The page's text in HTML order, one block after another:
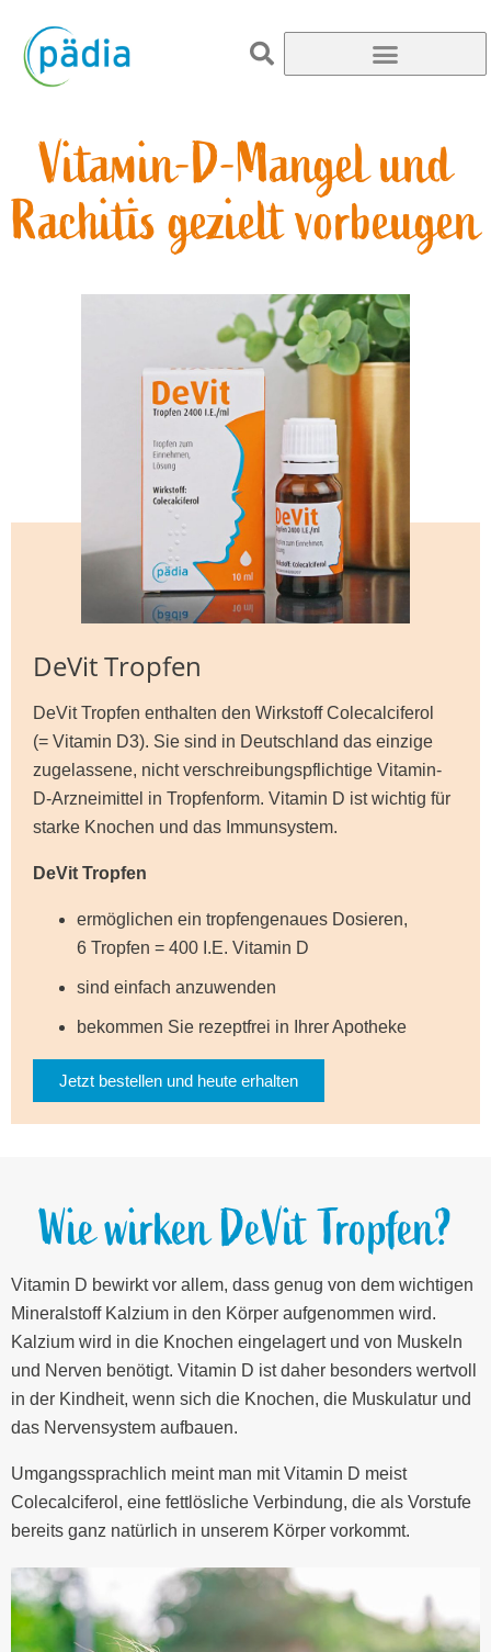
Vitamin-D-Mangel und
Rachitis gezielt vorbeugen
DeVit Tropfen
DeVit Tropfen enthalten den Wirkstoff Colecalciferol
(= Vitamin D3). Sie sind in Deutschland das einzige
zugelassene, nicht verschreibungspflichtige Vitamin-
D-Arzneimittel in Tropfenform. Vitamin D ist wichtig für
starke Knochen und das Immunsystem.
DeVit Tropfen
ermöglichen ein tropfengenaues Dosieren,
6 Tropfen = 400 I.E. Vitamin D
sind einfach anzuwenden
bekommen Sie rezeptfrei in Ihrer Apotheke
Jetzt bestellen und heute erhalten
Wie wirken DeVit Tropfen?
Vitamin D bewirkt vor allem, dass genug von dem wichtigen
Mineralstoff Kalzium in den Körper aufgenommen wird.
Kalzium wird in die Knochen eingelagert und von Muskeln
und Nerven benötigt. Vitamin D ist daher besonders wertvoll
in der Kindheit, wenn sich die Knochen, die Muskulatur und
das Nervensystem aufbauen.
Umgangssprachlich meint man mit Vitamin D meist
Colecalciferol, eine fettlösliche Verbindung, die als Vorstufe
bereits ganz natürlich in unserem Körper vorkommt.